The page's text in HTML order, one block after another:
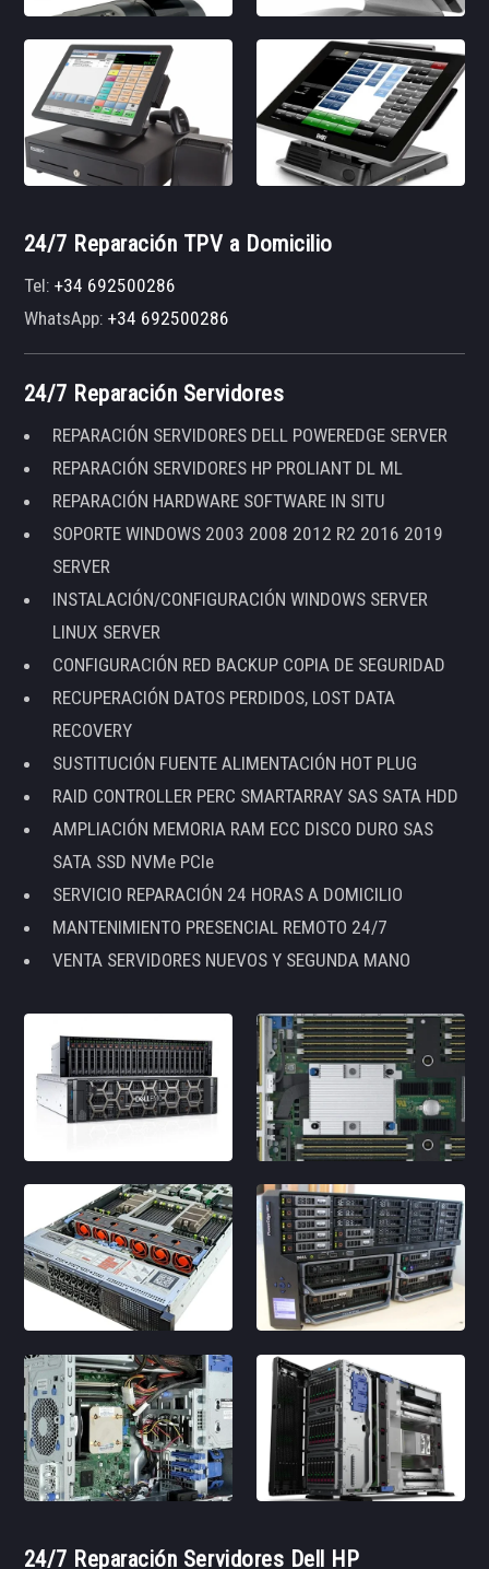
24/7 Reparación TPV a Domicilio
Tel:+34 692500286
WhatsApp:+34 692500286
24/7 Reparación Servidores
REPARACIÓN SERVIDORES DELL POWEREDGE SERVER
REPARACIÓN SERVIDORES HP PROLIANT DL ML
REPARACIÓN HARDWARE SOFTWARE IN SITU
SOPORTE WINDOWS 2003 2008 2012 R2 2016 2019
SERVER
INSTALACIÓN/CONFIGURACIÓN WINDOWS SERVER
LINUX SERVER
CONFIGURACIÓN RED BACKUP COPIA DE SEGURIDAD
RECUPERACIÓN DATOS PERDIDOS, LOST DATA
RECOVERY
SUSTITUCIÓN FUENTE ALIMENTACIÓN HOT PLUG
RAID CONTROLLER PERC SMARTARRAY SAS SATA HDD
AMPLIACIÓN MEMORIA RAM ECC DISCO DURO SAS
SATA SSD NVMe PCIe
SERVICIO REPARACIÓN 24 HORAS A DOMICILIO
MANTENIMIENTO PRESENCIAL REMOTO 24/7
VENTA SERVIDORES NUEVOS Y SEGUNDA MANO
24/7 Reparación Servidores Dell HP